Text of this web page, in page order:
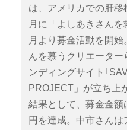
っ
応
は、アメリカでの肝
月に「よしあきさん
月より募金活動を開
んを慕うクリエータ
ンディングサイト｢
PROJECT」が立ち上
結果として、募金金
円を達成。中市さん